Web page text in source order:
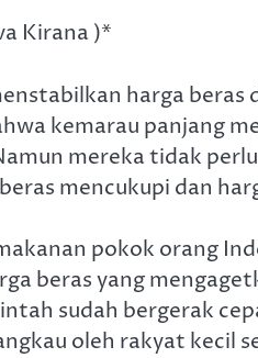
Kirana )*
harga beras
kemarau panjang
mereka tidak
mencukupi dan
pokok orang
beras yang
sudah bergerak
oleh rakyat kecil